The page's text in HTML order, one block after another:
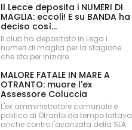
Il Lecce deposita i NUMERI DI
MAGLIA: eccoli! E su BANDA ha
deciso così...
Il club ha depositato in Lega i
numeri di maglia per la stagione
che sta per iniziare
MALORE FATALE IN MARE A
OTRANTO: muore l'ex
Assessore Coluccia
L'ex amministratore comunale e
politico di Otranto da tempo lottava
anche contro l'avanzata della SLA